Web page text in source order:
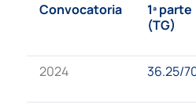
Convocatoria
1ª parte
(TG)
2024
36.25/